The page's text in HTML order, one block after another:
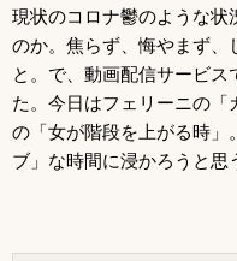
現状のコロナ鬱のような状
のか。焦らず、悔やまず、
と。で、動画配信サービ
た。今日はフェリーニの「
の「女が階段を上がる時」
ブ」な時間に浸かろうと思